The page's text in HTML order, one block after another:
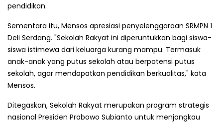
pendidikan.
Sementara itu, Mensos apresiasi penyelenggaraan SRMPN 1
Deli Serdang. "Sekolah Rakyat ini diperuntukkan bagi siswa-
siswa istimewa dari keluarga kurang mampu. Termasuk
anak-anak yang putus sekolah atau berpotensi putus
sekolah, agar mendapatkan pendidikan berkualitas," kata
Mensos.
Ditegaskan, Sekolah Rakyat merupakan program strategis
nasional Presiden Prabowo Subianto untuk menjangkau